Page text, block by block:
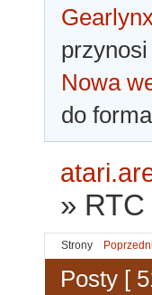
Nowa
do
»
Strony
Posty [